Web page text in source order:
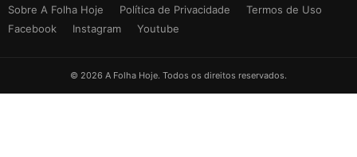
Sobre A Folha Hoje
Política de Privacidade
Termos de Uso
Facebook
Instagram Youtube
© 2026 A Folha Hoje. Todos os direitos reservados.